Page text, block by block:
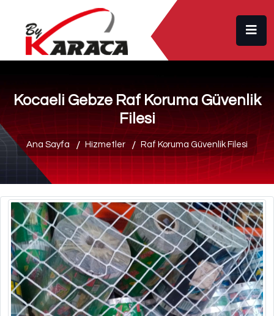
Kocaeli Gebze Raf Koruma Güvenlik
Filesi
Ana Sayfa Hizmetler Raf Koruma Güvenlik Filesi